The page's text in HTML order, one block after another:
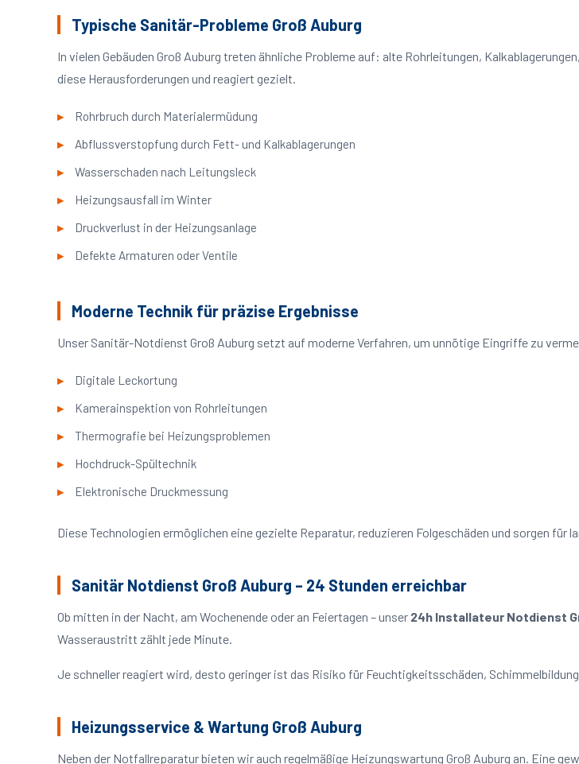
Typische Sanitär-Probleme Groß Auburg
In vielen Gebäuden Groß Auburg treten ähnliche Probleme auf: alte Rohrleitungen,
diese Herausforderungen und reagiert gezielt.
Rohrbruch durch Materialermüdung
Abflussverstopfung durch Fett- und Kalkablagerungen
Wasserschaden nach Leitungsleck
Heizungsausfall im Winter
Druckverlust in der Heizungsanlage
Defekte Armaturen oder Ventile
Moderne Technik für präzise Ergebnisse
Unser Sanitär-Notdienst Groß Auburg setzt auf moderne Verfahren, um unnötige Eingriffe zu
Digitale Leckortung
Kamerainspektion von Rohrleitungen
Thermografie bei Heizungsproblemen
Hochdruck-Spültechnik
Elektronische Druckmessung
Diese Technologien ermöglichen eine gezielte Reparatur, reduzieren Folgeschäden und sorgen für
Sanitär Notdienst Groß Auburg – 24 Stunden erreichbar
Ob mitten in der Nacht, am Wochenende oder an Feiertagen – unser 24h Installateur Notdienst
Wasseraustritt zählt jede Minute.
Je schneller reagiert wird, desto geringer ist das Risiko für Feuchtigkeitsschäden,
Heizungsservice & Wartung Groß Auburg
Neben der Notfallreparatur bieten wir auch regelmäßige Heizungswartung Groß Auburg an. Eine